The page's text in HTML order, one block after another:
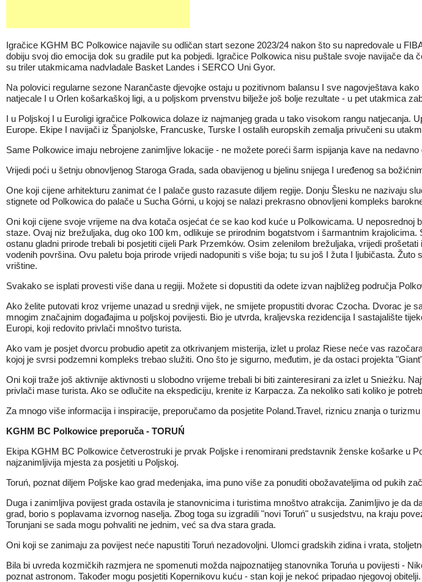
Igračice KGHM BC Polkowice najavile su odličan start sezone 2023/24 nakon što su napredovale u
dobiju svoj dio emocija dok su gradile put ka pobjedi. Igračice Polkowica nisu puštale svoje navijače
su triler utakmicama nadvladale Basket Landes i SERCO Uni Gyor.
Na polovici regularne sezone Narančaste djevojke ostaju u pozitivnom balansu I sve nagovještava
natjecale I u Orlen košarkaškoj ligi, a u poljskom prvenstvu bilježe još bolje rezultate - u pet utakmica
I u Poljskoj I u Euroligi igračice Polkowica dolaze iz najmanjeg grada u tako visokom rangu
Europe. Ekipe I navijači iz Španjolske, Francuske, Turske I ostalih europskih zemalja privučeni su
Same Polkowice imaju nebrojene zanimljive lokacije - ne možete poreći šarm ispijanja kave na
Vrijedi poći u šetnju obnovljenog Staroga Grada, sada obavijenog u bjelinu snijega I uređenog sa
One koji cijene arhitekturu zanimat će I palače gusto razasute diljem regije. Donju Šlesku ne nazivaju
stignete od Polkowica do palače u Sucha Górni, u kojoj se nalazi prekrasno obnovljeni kompleks
Oni koji cijene svoje vrijeme na dva kotača osjećat će se kao kod kuće u Polkowicama. U
staze. Ovaj niz brežuljaka, dug oko 100 km, odlikuje se prirodnim bogatstvom i šarmantnim
ostanu gladni prirode trebali bi posjetiti cijeli Park Przemków. Osim zelenilom brežuljaka, vrijedi
vodenih površina. Ovu paletu boja prirode vrijedi nadopuniti s više boja; tu su još I žuta I ljubičasta.
vrištine.
Svakako se isplati provesti više dana u regiji. Možete si dopustiti da odete izvan najbližeg područja
Ako želite putovati kroz vrijeme unazad u srednji vijek, ne smijete propustiti dvorac Czocha. Dvorac je
mnogim značajnim događajima u poljskoj povijesti. Bio je utvrda, kraljevska rezidencija I sastajalište
Europi, koji redovito privlači mnoštvo turista.
Ako vam je posjet dvorcu probudio apetit za otkrivanjem misterija, izlet u prolaz Riese neće vas
kojoj je svrsi podzemni kompleks trebao služiti. Ono što je sigurno, međutim, je da ostaci projekta
Oni koji traže još aktivnije aktivnosti u slobodno vrijeme trebali bi biti zainteresirani za izlet u Snieżku.
privlači mase turista. Ako se odlučite na ekspediciju, krenite iz Karpacza. Za nekoliko sati koliko je
Za mnogo više informacija i inspiracije, preporučamo da posjetite Poland.Travel, riznicu znanja o
KGHM BC Polkowice preporuča - TORUŃ
Ekipa KGHM BC Polkowice četverostruki je prvak Poljske i renomirani predstavnik ženske košarke u
najzanimljivija mjesta za posjetiti u Poljskoj.
Toruń, poznat diljem Poljske kao grad medenjaka, ima puno više za ponuditi obožavateljima od pukih
Duga i zanimljiva povijest grada ostavila je stanovnicima i turistima mnoštvo atrakcija. Zanimljivo je da
grad, borio s poplavama izvornog naselja. Zbog toga su izgradili "novi Toruń" u susjedstvu, na kraju
Torunjani se sada mogu pohvaliti ne jednim, već sa dva stara grada.
Oni koji se zanimaju za povijest neće napustiti Toruń nezadovoljni. Ulomci gradskih zidina i vrata,
Bila bi uvreda kozmičkih razmjera ne spomenuti možda najpoznatijeg stanovnika Toruńa u povijesti -
poznat astronom. Također mogu posjetiti Kopernikovu kuću - stan koji je nekoć pripadao njegovoj obitelji.